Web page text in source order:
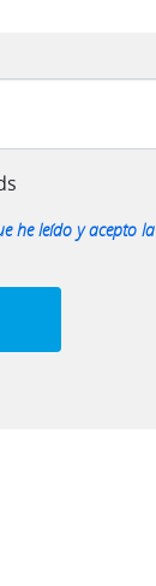
he leído y acepto la